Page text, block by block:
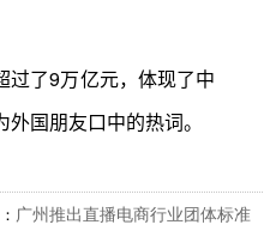
过了9万亿元，体现了中
国朋友口中的热词。
广州推出直播电商行业团体标准